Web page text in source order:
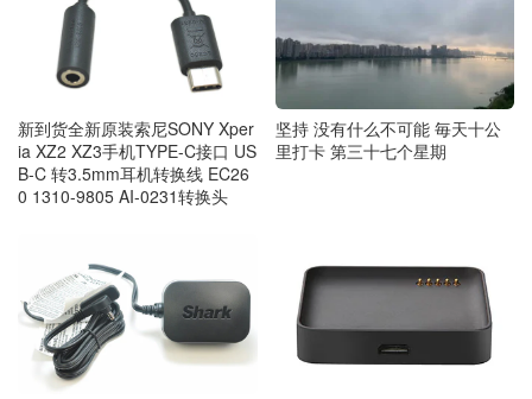
新到货全新原装索尼SONY Xper
ia XZ2 XZ3手机TYPE-C接口 US
B-C 转3.5mm耳机转换线 EC26
0 1310-9805 AI-0231转换头
坚持 没有什么不可能 毎天十公
里打卡 第三十七个星期